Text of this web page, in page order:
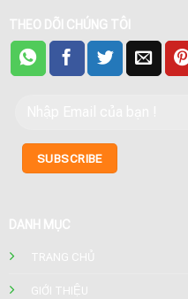
THEO DÕI CHÚNG TÔI
DANH MỤC
TRANG CHỦ
GIỚI THIỆU